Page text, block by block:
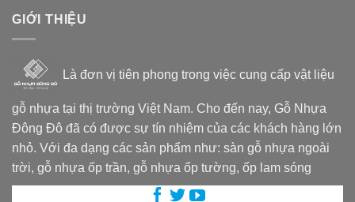
GIỚI THIỆU
Là đơn vị tiên phong trong việc cung cấp vật liệu
gỗ nhựa tại thị trường Việt Nam. Cho đến nay, Gỗ Nhựa
Đông Đô đã có được sự tín nhiệm của các khách hàng lớn
nhỏ. Với đa dạng các sản phẩm như: sàn gỗ nhựa ngoài
trời, gỗ nhựa ốp trần, gỗ nhựa ốp tường, ốp lam sóng